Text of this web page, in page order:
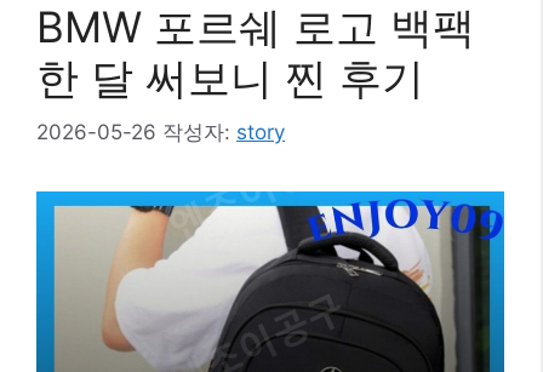
BMW 포르쉐 로고 백팩
한 달 써보니 찐 후기
2026-05-26 작성자: story